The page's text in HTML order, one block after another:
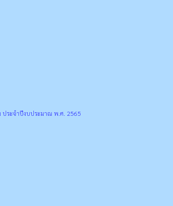
ประจำปีงบประมาณ พ.ศ. 2565